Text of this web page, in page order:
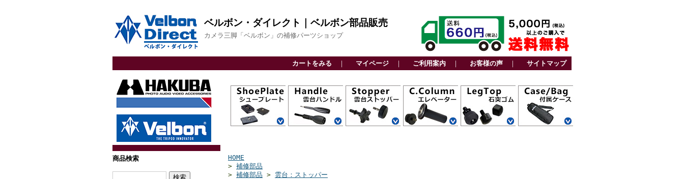
ベルボン・ダイレクト｜ベルボン部品販売
カメラ三脚「ベルボン」の補修パーツショップ
カートをみる ｜ マイページ ｜ ご利用案内 ｜ お客様の声 ｜ サイトマップ
商品検索
HOME
> 補修部品
> 補修部品 > 雲台：ストッパー